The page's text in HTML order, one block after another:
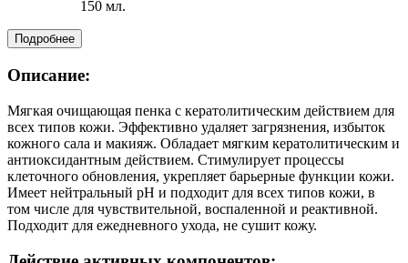
150 мл.
Подробнее
Описание:
Мягкая очищающая пенка с кератолитическим действием для
всех типов кожи. Эффективно удаляет загрязнения, избыток
кожного сала и макияж. Обладает мягким кератолитическим и
антиоксидантным действием. Стимулирует процессы
клеточного обновления, укрепляет барьерные функции кожи.
Имеет нейтральный pH и подходит для всех типов кожи, в
том числе для чувствительной, воспаленной и реактивной.
Подходит для ежедневного ухода, не сушит кожу.